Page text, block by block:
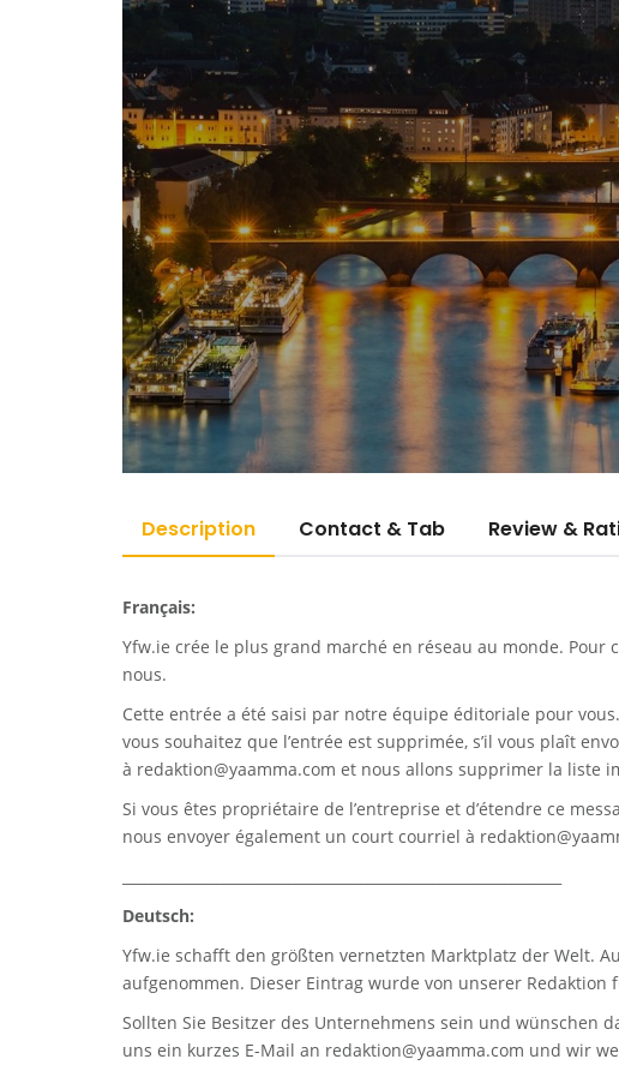
Description Contact & Tab Review &
Français:
Yfw.ie crée le plus grand marché en réseau au monde. Pour
nous.
Cette entrée a été saisi par notre équipe éditoriale pour
vous souhaitez que l’entrée est supprimée, s’il vous plaît
à redaktion@yaamma.com et nous allons supprimer la liste
Si vous êtes propriétaire de l’entreprise et d’étendre ce
nous envoyer également un court courriel à
Deutsch:
Yfw.ie schafft den größten vernetzten Marktplatz der Welt.
aufgenommen. Dieser Eintrag wurde von unserer Redaktion
Sollten Sie Besitzer des Unternehmens sein und wünschen
uns ein kurzes E-Mail an redaktion@yaamma.com und wir